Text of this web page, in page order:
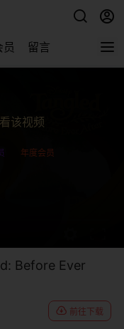
员 留言
该视频
年度会员
Before Ever
前往下载